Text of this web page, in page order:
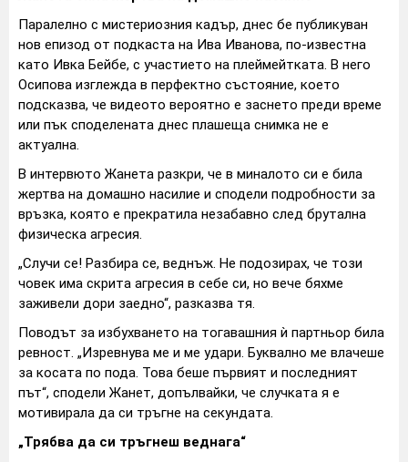
Паралелно с мистериозния кадър, днес бе публикуван
нов епизод от подкаста на Ива Иванова, по-известна
като Ивка Бейбе, с участието на плеймейтката. В него
Осипова изглежда в перфектно състояние, което
подсказва, че видеото вероятно е заснето преди време
или пък споделената днес плашеща снимка не е
актуална.
В интервюто Жанета разкри, че в миналото си е била
жертва на домашно насилие и сподели подробности за
връзка, която е прекратила незабавно след брутална
физическа агресия.
„Случи се! Разбира се, веднъж. Не подозирах, че този
човек има скрита агресия в себе си, но вече бяхме
заживели дори заедно“, разказва тя.
Поводът за избухването на тогавашния ѝ партньор била
ревност. „Изревнува ме и ме удари. Буквално ме влачеше
за косата по пода. Това беше първият и последният
път“, сподели Жанет, допълвайки, че случката я е
мотивирала да си тръгне на секундата.
„Трябва да си тръгнеш веднага“